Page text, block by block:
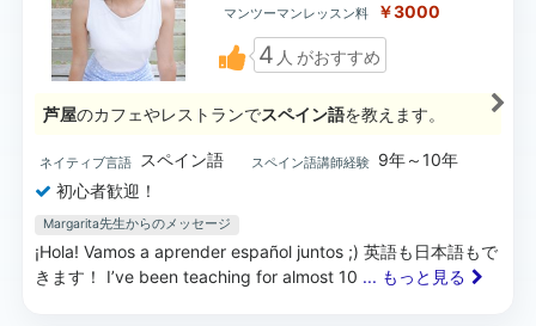
マンツーマンレッスン料 ￥3000
4 人 がおすすめ
芦屋のカフェやレストランでスペイン語を教えます。
ネイティブ言語 スペイン語 スペイン語講師経験
9年～10年
初心者歓迎！
Margarita先生からのメッセージ
¡Hola! Vamos a aprender español juntos ;) 英語も日本語もで
きます！ I’ve been teaching for almost 10 ... もっと見る